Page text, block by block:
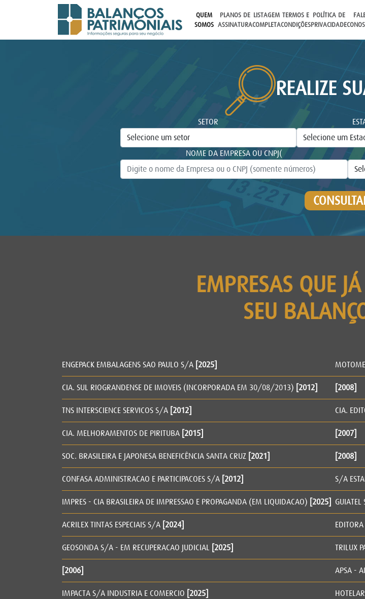
QUEM
SOMOS
PLANOS DE
ASSINATURA
LISTAGEM
COMPLETA
TERMOS E
CONDIÇÕES
POLÍTICA DE
PRIVACIDADE
REALIZE
SETOR
NOME DA EMPRESA OU CNPJ(
EMPRESAS QUE
SEU
ENGEPACK EMBALAGENS SAO PAULO S/A [2025]
CIA. SUL RIOGRANDENSE DE IMOVEIS (INCORPORADA EM 30/08/2013) [2012]
TNS INTERSCIENCE SERVICOS S/A [2012]
CIA. MELHORAMENTOS DE PIRITUBA [2015]
SOC. BRASILEIRA E JAPONESA BENEFICÊNCIA SANTA CRUZ [2021]
CONFASA ADMINISTRACAO E PARTICIPACOES S/A [2012]
IMPRES - CIA BRASILEIRA DE IMPRESSAO E PROPAGANDA (EM LIQUIDACAO) [2025]
ACRILEX TINTAS ESPECIAIS S/A [2024]
GEOSONDA S/A - EM RECUPERACAO JUDICIAL [2025]
[2006]
IMPACTA S/A INDUSTRIA E COMERCIO [2025]
[2008]
CIA.
[2007]
[2008]
S/A
GUIATEL
TRILUX
APSA -